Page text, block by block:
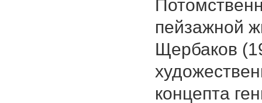
пейзажной
Щербаков
концепта